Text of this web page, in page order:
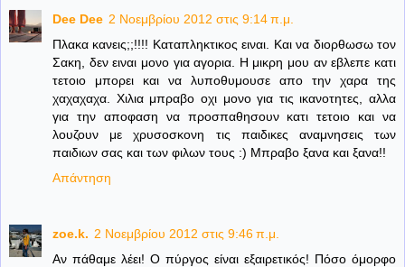
Dee Dee 2 Νοεμβρίου 2012 στις 9:14 π.μ.
Πλακα κανεις;;!!!! Καταπληκτικος ειναι. Και να διορθωσω τον
Σακη, δεν ειναι μονο για αγορια. Η μικρη μου αν εβλεπε κατι
τετοιο μπορει και να λυποθυμουσε απο την χαρα της
χαχαχαχα. Χιλια μπραβο οχι μονο για τις ικανοτητες, αλλα
για την αποφαση να προσπαθησουν κατι τετοιο και να
λουζουν με χρυσοσκονη τις παιδικες αναμνησεις των
παιδιων σας και των φιλων τους :) Μπραβο ξανα και ξανα!!
Απάντηση
zoe.k. 2 Νοεμβρίου 2012 στις 9:46 π.μ.
Αν πάθαμε λέει! Ο πύργος είναι εξαιρετικός! Πόσο όμορφο